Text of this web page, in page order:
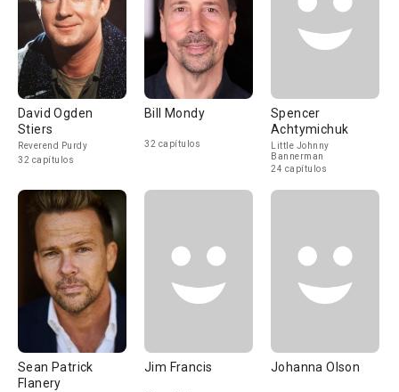
David Ogden
Stiers
Reverend Purdy
32 capítulos
Bill Mondy
32 capítulos
Spencer
Achtymichuk
Little Johnny
Bannerman
24 capítulos
Sean Patrick
Flanery
Jim Francis Johanna Olson